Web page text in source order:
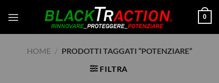
0
HOME / PRODOTTI TAGGATI “POTENZIARE”
FILTRA